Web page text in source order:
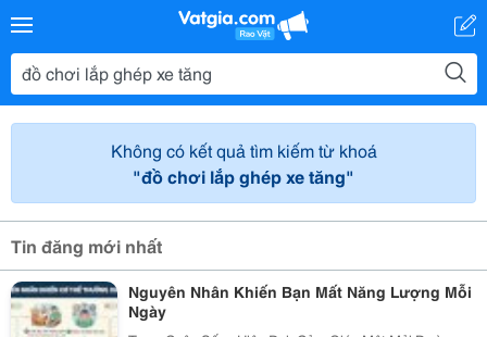
Không có kết quả tìm kiếm từ khoá
"đồ chơi lắp ghép xe tăng"
Tin đăng mới nhất
Nguyên Nhân Khiến Bạn Mất Năng Lượng Mỗi
Ngày